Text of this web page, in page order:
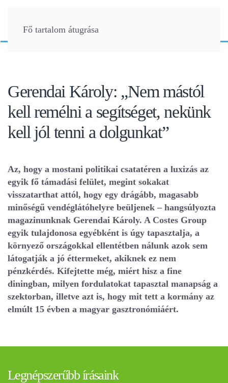
Fő tartalom átugrása
Gerendai Károly: „Nem mástól
kell remélni a segítséget, nekünk
kell jól tenni a dolgunkat”
Az, hogy a mostani politikai csatatéren a luxizás az
egyik fő támadási felület, megint sokakat
visszatarthat attól, hogy egy drágább, magasabb
minőségű vendéglátóhelyre beüljenek – hangsúlyozta
magazinunknak Gerendai Károly. A Costes Group
egyik tulajdonosa egyébként is úgy tapasztalja, a
környező országokkal ellentétben nálunk azok sem
látogatják a jó éttermeket, akiknek ez nem
pénzkérdés. Kifejtette még, miért hisz a fine
diningban, milyen fordulatokat tapasztal manapság a
szektorban, illetve azt is, hogy mit tett a kormány az
elmúlt 15 évben a magyar gasztronómiáért.
Legnépszerűbb írásaink